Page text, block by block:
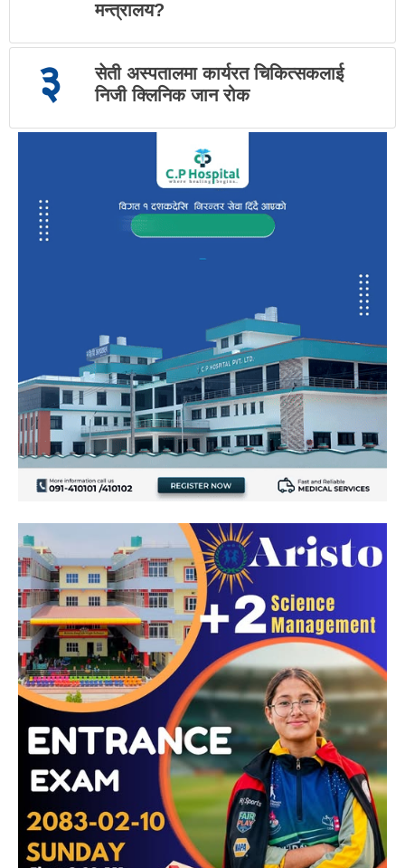
मन्त्रालय?
३
सेती अस्पतालमा कार्यरत चिकित्सकलाई
निजी क्लिनिक जान रोक